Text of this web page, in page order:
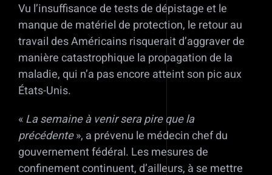
Vu l’insuffisance de tests de dépistage et le
manque de matériel de protection, le retour au
travail des Américains risquerait d’aggraver de
manière catastrophique la propagation de la
maladie, qui n’a pas encore atteint son pic aux
États-Unis.
«La semaine à venir sera pire que la
précédente», a prévenu le médecin chef du
gouvernement fédéral. Les mesures de
confinement continuent, d’ailleurs, à se mettre